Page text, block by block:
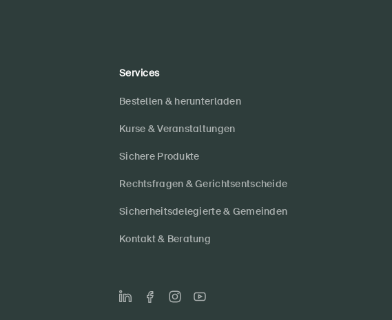
Services
Bestellen & herunterladen
Kurse & Veranstaltungen
Sichere Produkte
Rechtsfragen & Gerichtsentscheide
Sicherheitsdelegierte & Gemeinden
Kontakt & Beratung